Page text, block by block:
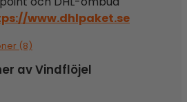
www.dhlpaket.se
(8)
avVindflöjel